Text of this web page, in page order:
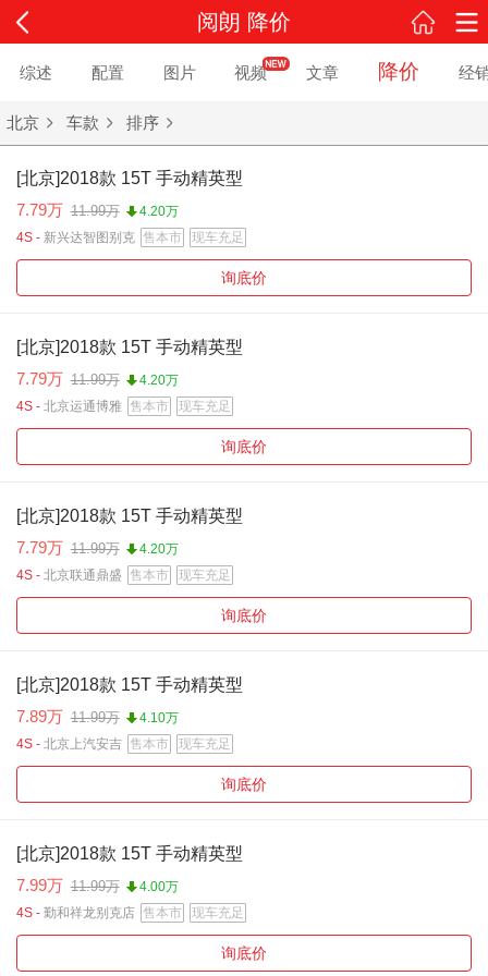
阅朗 降价
综述 配置 图片 视频 文章 降价 经
北京 车款 排序
[北京]2018款 15T 手动精英型
7.79万 11.99万
4.20万
4S - 新兴达智图别克 售本市 现车充足
询底价
[北京]2018款 15T 手动精英型
7.79万 11.99万
4.20万
4S - 北京运通博雅 售本市 现车充足
询底价
[北京]2018款 15T 手动精英型
7.79万 11.99万
4.20万
4S - 北京联通鼎盛 售本市 现车充足
询底价
[北京]2018款 15T 手动精英型
7.89万 11.99万
4.10万
4S - 北京上汽安吉 售本市 现车充足
询底价
[北京]2018款 15T 手动精英型
7.99万 11.99万
4.00万
4S - 勤和祥龙别克店 售本市 现车充足
询底价